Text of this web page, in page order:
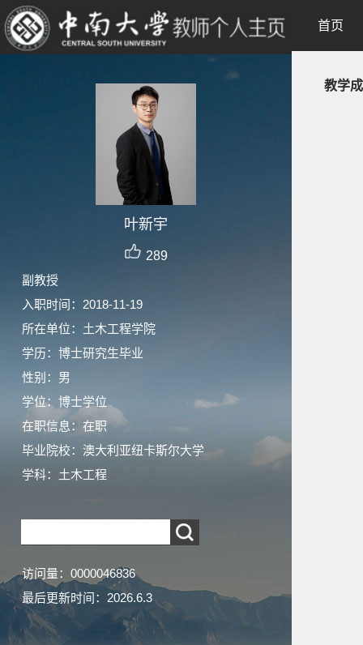
叶新宇
289
副教授
入职时间：2018-11-19
所在单位：土木工程学院
学历：博士研究生毕业
性别：男
学位：博士学位
在职信息：在职
毕业院校：澳大利亚纽卡斯尔大学
学科：土木工程
访问量： 0000046836
最后更新时间： 2026.6.3
首页
教学